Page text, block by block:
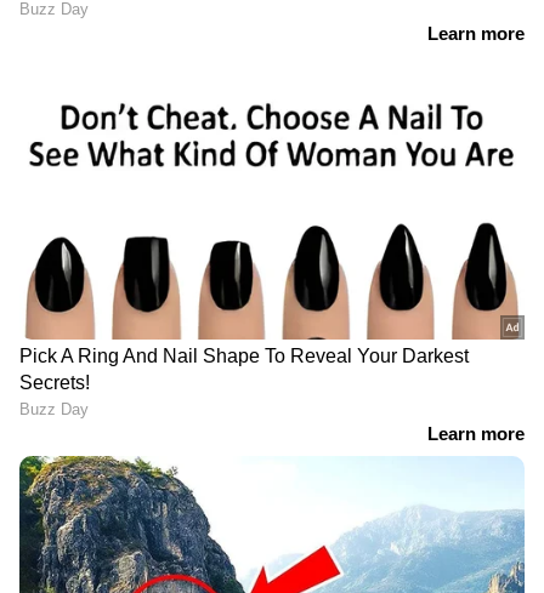
പൊലീസുകാരനെതിരെ കേസ്
അറിയിച്ചില്ല; കണ്ണൂർ
വിമാനത്താവളത്തിൽ പ്രതിഷേധം